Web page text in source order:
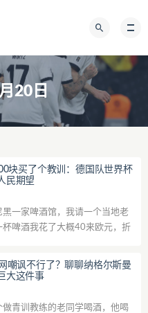
20日
块买了个教训：德国队世界杯
民期望
黑一家啤酒馆，我请一个当地老
杯啤酒我花了大概40来欧元，折
“你知道吗，我这辈子最恨...
嘲讽不行了？聊聊纳格尔斯曼
大这件事
做青训教练的老同学喝酒，他喝